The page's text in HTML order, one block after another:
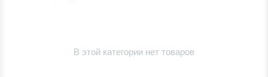
В этой категории нет товаров